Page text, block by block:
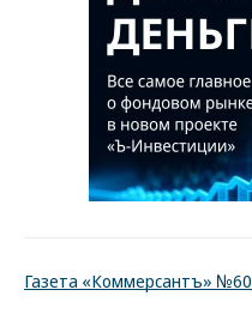
Газета «Коммерсантъ» №60